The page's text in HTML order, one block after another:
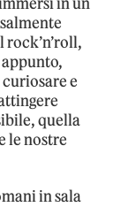
rock’n’roll,
e
quella
le nostre
in sala